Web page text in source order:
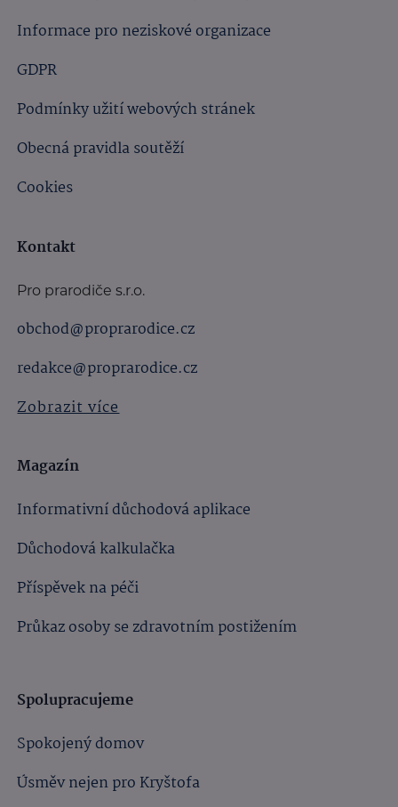
Informace pro neziskové organizace
GDPR
Podmínky užití webových stránek
Obecná pravidla soutěží
Cookies
Kontakt
Pro prarodiče s.r.o.
obchod@proprarodice.cz
redakce@proprarodice.cz
Zobrazit více
Magazín
Informativní důchodová aplikace
Důchodová kalkulačka
Příspěvek na péči
Průkaz osoby se zdravotním postižením
Spolupracujeme
Spokojený domov
Úsměv nejen pro Kryštofa